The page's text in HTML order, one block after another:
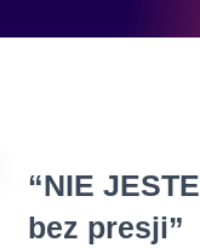
“NIE
bez presji”